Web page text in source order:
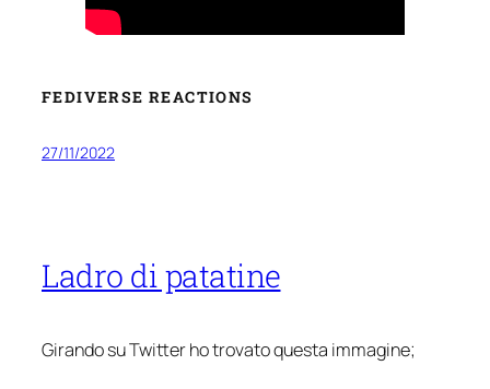
FEDIVERSE REACTIONS
27/11/2022
Ladro di patatine
Girando su Twitter ho trovato questa immagine;